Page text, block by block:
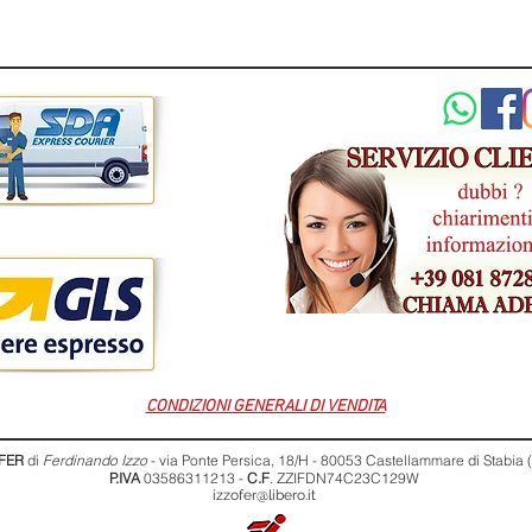
CONDIZIONI GENERALI DI VENDITA
di Ferdinando Izzo - via Ponte Persica, 18/H - 80053 Castellammare di Stabia
P.IVA03586311213 - C.F. ZZIFDN74C23C129W
izzofer@libero.it